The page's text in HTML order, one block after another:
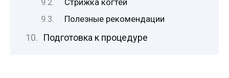
Стрижка когтей
Полезные рекомендации
Подготовка к процедуре